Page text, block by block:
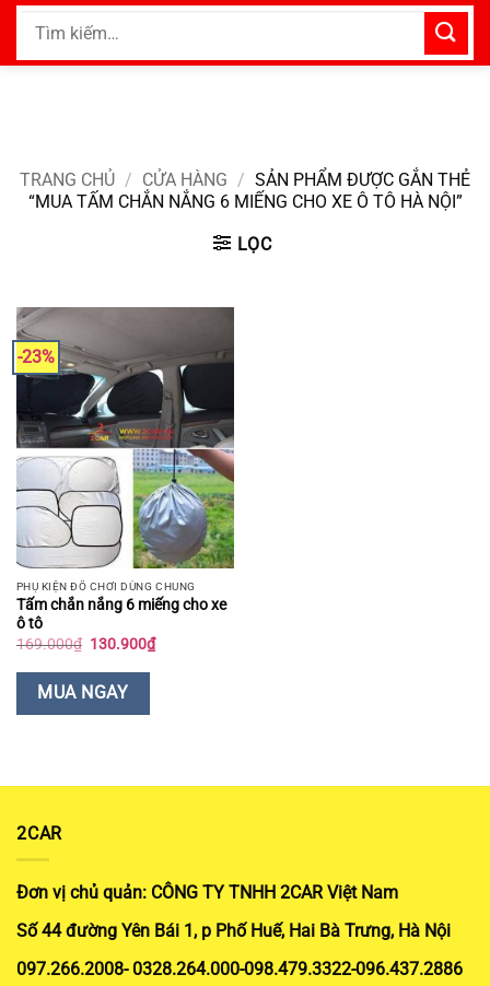
Bỏ
nội
Tìm
TRANG CHỦ / CỬA HÀNG / SẢN PHẨM ĐƯỢC GẮN THẺ
“MUA TẤM CHẮN NẮNG 6 MIẾNG CHO XE Ô TÔ HÀ NỘI”
LỌC
-23%
PHỤ KIỆN ĐỒ CHƠI DÙNG CHUNG
Tấm chắn nắng 6 miếng cho xe
ô tô
169.000₫ Giá
là:
169.000₫.
130.900₫Giá
hiện
MUA NGAY
2CAR
Đơn vị chủ quản: CÔNG TY TNHH 2CAR Việt Nam
Số 44 đường Yên Bái 1, p Phố Huế, Hai Bà Trưng, Hà Nội
097.266.2008- 0328.264.000-098.479.3322-096.437.2886